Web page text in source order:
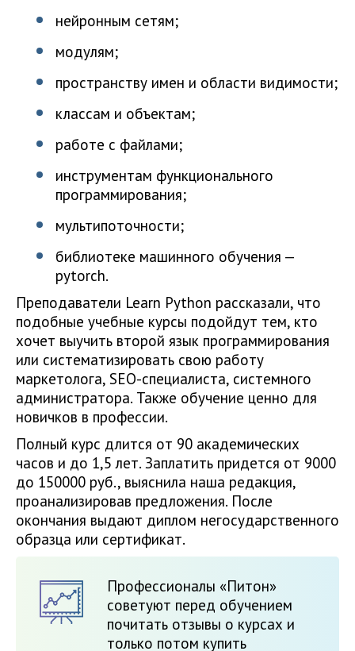
нейронным сетям;
модулям;
пространству имен и области видимости;
классам и объектам;
работе с файлами;
инструментам функционального
программирования;
мультипоточности;
библиотеке машинного обучения —
pytorch.
Преподаватели Learn Python рассказали, что
подобные учебные курсы подойдут тем, кто
хочет выучить второй язык программирования
или систематизировать свою работу
маркетолога, SEO-специалиста, системного
администратора. Также обучение ценно для
новичков в профессии.
Полный курс длится от 90 академических
часов и до 1,5 лет. Заплатить придется от 9000
до 150000 руб., выяснила наша редакция,
проанализировав предложения. После
окончания выдают диплом негосударственного
образца или сертификат.
Профессионалы «Питон»
советуют перед обучением
почитать отзывы о курсах и
только потом купить